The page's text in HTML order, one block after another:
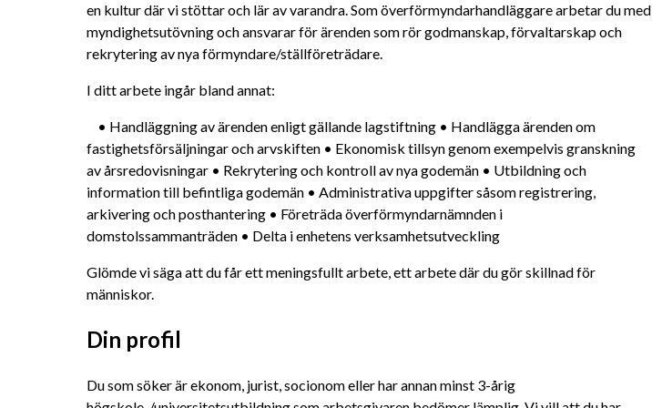
en kultur där vi stöttar och lär av varandra. Som överförmyndarhandläggare arbetar du med
myndighetsutövning och ansvarar för ärenden som rör godmanskap, förvaltarskap och
rekrytering av nya förmyndare/ställföreträdare.
I ditt arbete ingår bland annat:
fastighetsförsäljningar och arvskiften • Ekonomisk tillsyn genom exempelvis granskning
av årsredovisningar • Rekrytering och kontroll av nya godemän • Utbildning och
information till befintliga godemän • Administrativa uppgifter såsom registrering,
arkivering och posthantering • Företräda överförmyndarnämnden i
domstolssammanträden • Delta i enhetens verksamhetsutveckling
Glömde vi säga att du får ett meningsfullt arbete, ett arbete där du gör skillnad för
människor.
Din profil
Du som söker är ekonom, jurist, socionom eller har annan minst 3-årig